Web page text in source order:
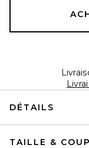
DÉTAILS
TAILLE &